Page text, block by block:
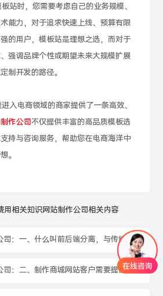
站时，您需要考虑自己的业务规模、
能力，对于追求快速上线、预算有限
的用户，模板站是理想之选，而对于
强调品牌个性或期望未来大规模扩展
制开发的路径。
入电商领域的商家提供了一条高效、
作公司不仅提供丰富的高品质模板选
持与咨询服务，帮助您在电商海洋中
。
用相关知识网站制作公司相关内容
司：一、什么叫前后端分离，与传统方式有
司：二、制作商城网站客户需要提前准备哪